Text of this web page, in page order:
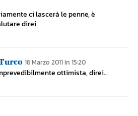
ci lascerà le penne, è
direi
16 Marzo 2011 In 15:20
ottimista, direi…